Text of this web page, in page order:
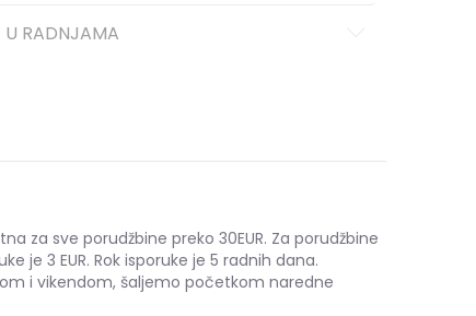
U RADNJAMA
za sve porudžbine preko 30EUR. Za porudžbine
je 3 EUR. Rok isporuke je 5 radnih dana.
i vikendom, šaljemo početkom naredne